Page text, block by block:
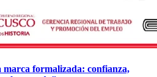
formalizada: confianza,